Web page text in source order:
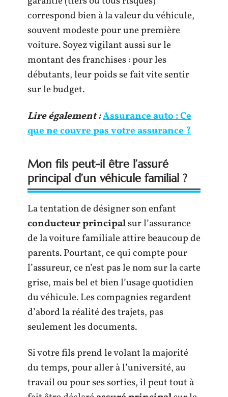
correspond bien à la valeur du véhicule,
souvent modeste pour une première
voiture. Soyez vigilant aussi sur le
montant des franchises : pour les
débutants, leur poids se fait vite sentir
sur le budget.
Lire également :Assurance auto : Ce
que ne couvre pas votre assurance ?
Mon fils peut-il être l’assuré
principal d’un véhicule familial ?
La tentation de désigner son enfant
conducteur principalsur l’assurance
de la voiture familiale attire beaucoup de
parents. Pourtant, ce qui compte pour
l’assureur, ce n’est pas le nom sur la carte
grise, mais bel et bien l’usage quotidien
du véhicule. Les compagnies regardent
d’abord la réalité des trajets, pas
seulement les documents.
Si votre fils prend le volant la majorité
du temps, pour aller à l’université, au
travail ou pour ses sorties, il peut tout à